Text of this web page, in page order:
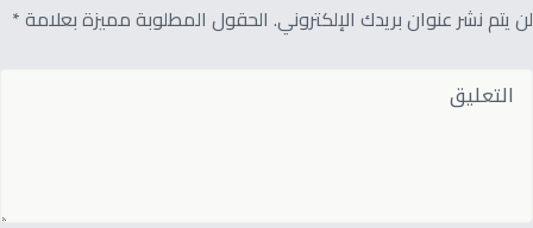
لن يتم نشر عنوان بريدك الإلكتروني. الحقول المطلوبة مميزة بعلامة *